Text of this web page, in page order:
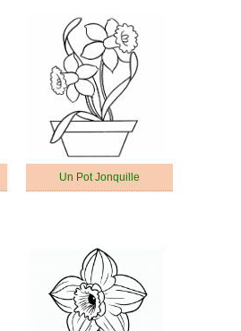
Un Pot Jonquille